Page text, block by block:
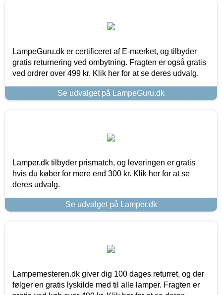
LampeGuru.dk er certificeret af E-mærket, og tilbyder
gratis returnering ved ombytning. Fragten er også gratis
ved ordrer over 499 kr. Klik her for at se deres udvalg.
Se udvalget på LampeGuru.dk
Lamper.dk tilbyder prismatch, og leveringen er gratis
hvis du køber for mere end 300 kr. Klik her for at se
deres udvalg.
Se udvalget på Lamper.dk
Lampemesteren.dk giver dig 100 dages returret, og der
følger en gratis lyskilde med til alle lamper. Fragten er